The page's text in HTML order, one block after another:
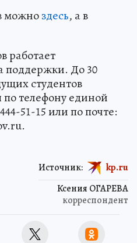
можноздесь, а в
работает
поддержки. До 30
студентов
по телефону единой
51-15 или по почте:
Ксения ОГАРЕВА
корреспондент
Источник: kp.ru